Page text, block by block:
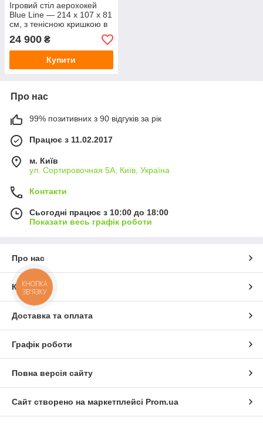
Ігровий стіл аерохокей
Blue Line — 214 x 107 x 81
см, з тенісною кришкою в
комплекті
24 900 ₴
Купити
Про нас
99% позитивних з 90 відгуків за рік
Працює з 11.02.2017
м. Київ
ул. Сортировочная 5А, Київ, Україна
Контакти
Сьогодні працює з 10:00 до 18:00
Показати весь графік роботи
Про нас
Контакти
Доставка та оплата
Графік роботи
Повна версія сайту
Сайт створено на маркетплейсі Prom.ua
КНОПКА
ЗВ'ЯЗКУ